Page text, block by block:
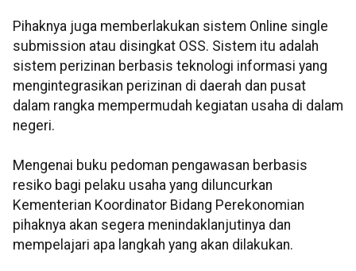
Pihaknya juga memberlakukan sistem Online single
submission atau disingkat OSS. Sistem itu adalah
sistem perizinan berbasis teknologi informasi yang
mengintegrasikan perizinan di daerah dan pusat
dalam rangka mempermudah kegiatan usaha di dalam
negeri.
Mengenai buku pedoman pengawasan berbasis
resiko bagi pelaku usaha yang diluncurkan
Kementerian Koordinator Bidang Perekonomian
pihaknya akan segera menindaklanjutinya dan
mempelajari apa langkah yang akan dilakukan.